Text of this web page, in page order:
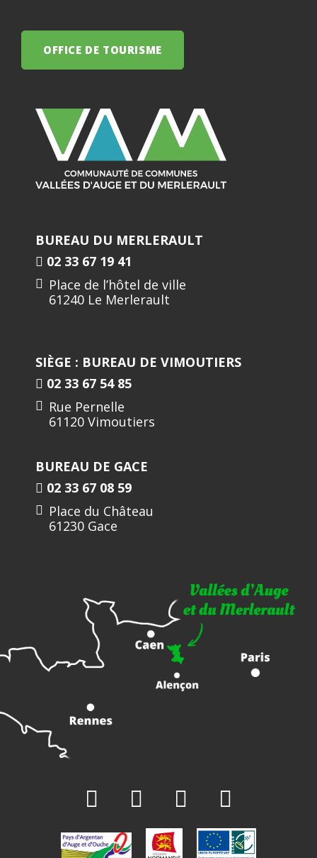
OFFICE DE TOURISME
BUREAU DU MERLERAULT
02 33 67 19 41
Place de l’hôtel de ville
61240 Le Merlerault
SIÈGE : BUREAU DE VIMOUTIERS
02 33 67 54 85
Rue Pernelle
61120 Vimoutiers
BUREAU DE GACE
02 33 67 08 59
Place du Château
61230 Gace